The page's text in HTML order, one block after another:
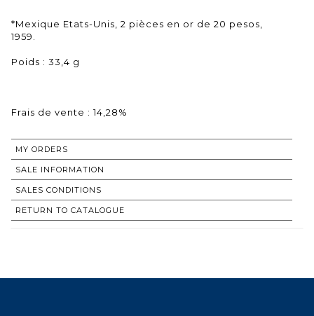
*Mexique Etats-Unis, 2 pièces en or de 20 pesos,
1959.
Poids : 33,4 g
Frais de vente : 14,28%
MY ORDERS
SALE INFORMATION
SALES CONDITIONS
RETURN TO CATALOGUE